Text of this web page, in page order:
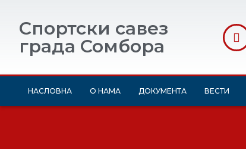
Спортски савез
града Сомбора
НАСЛОВНА О НАМА ДОКУМЕНТА ВЕСТИ